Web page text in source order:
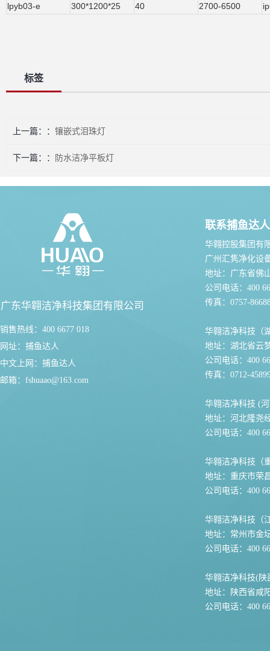
lpyb03-e
300*1200*25 40 2700-6500
标签
上一篇： 镶嵌式泪珠灯
下一篇： 防水洁净平板灯
广东华翱洁净科技集团有限公司
销售热线：400 6677 018
网址： 捕鱼达人
中文上网： 捕鱼达人
邮箱： fshuaao@163.com
联系捕鱼达人
华翱控股集团有
广州汇隽净化设
地址：广东省佛
公司电话：400
传真：0757-
华翱洁净科技（
地址：湖北省云
公司电话：400
传真：0712-
华翱洁净科技 (
地址：河北隆尧
公司电话：400
华翱洁净科技（
地址：重庆市荣
公司电话：400
华翱洁净科技（
地址：常州市金
公司电话：400
华翱洁净科技(陕
地址：陕西省咸
公司电话：400